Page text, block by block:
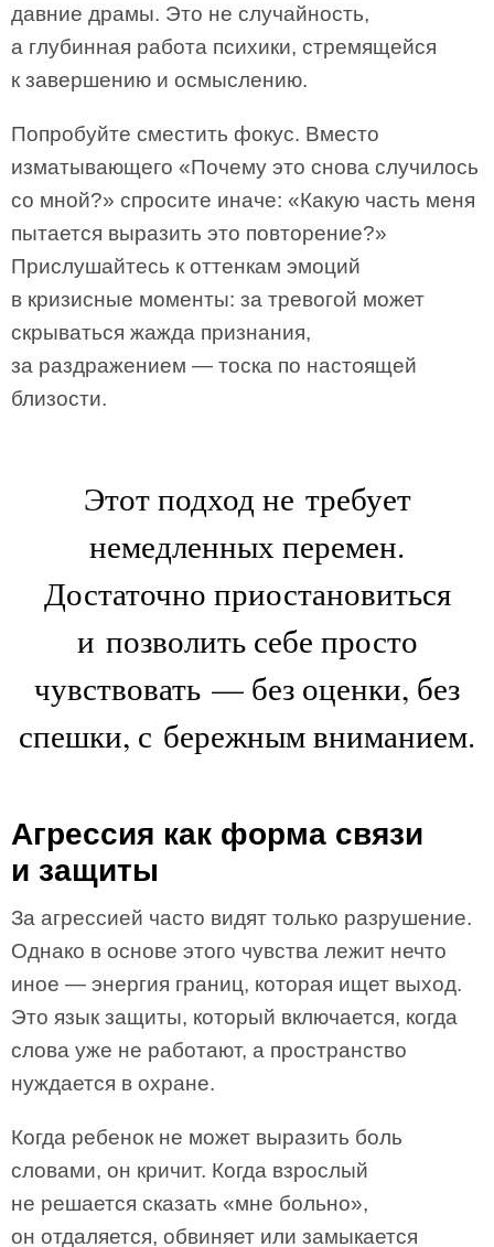
давние драмы. Это не случайность,
а глубинная работа психики, стремящейся
к завершению и осмыслению.
Попробуйте сместить фокус. Вместо
изматывающего «Почему это снова случилось
со мной?» спросите иначе: «Какую часть меня
пытается выразить это повторение?»
Прислушайтесь к оттенкам эмоций
в кризисные моменты: за тревогой может
скрываться жажда признания,
за раздражением — тоска по настоящей
близости.
Этот подход не требует
немедленных перемен.
Достаточно приостановиться
и позволить себе просто
чувствовать — без оценки, без
спешки, с бережным вниманием.
Агрессия как форма связи
и защиты
За агрессией часто видят только разрушение.
Однако в основе этого чувства лежит нечто
иное — энергия границ, которая ищет выход.
Это язык защиты, который включается, когда
слова уже не работают, а пространство
нуждается в охране.
Когда ребенок не может выразить боль
словами, он кричит. Когда взрослый
не решается сказать «мне больно»,
он отдаляется, обвиняет или замыкается